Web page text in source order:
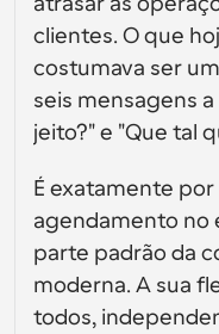
uso
Recrutamento
Educação
Componentes
Use os nossos
agendamento à
Criar Cliente
Integre o
Loja de
Integre com as
Eventos
Agendar
Precisa de
Consulte a
Incorporar
Incorporar
clientes. O que
costumava ser
seis mensagens
jeito?" e "Que tal
É exatamente
agendamento no
parte padrão da
moderna. A sua
todos,